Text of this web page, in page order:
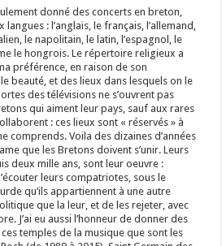
donné des concerts en breton,
langues : l’anglais, le français, l’allemand,
le napolitain, le latin, l’espagnol, le
le hongrois. Le répertoire religieux a
préférence, en raison de son
beauté, et des lieux dans lesquels on le
des télévisions ne s’ouvrent pas
qui aiment leur pays, sauf aux rares
: ces lieux sont « réservés » à
comprends. Voila des dizaines d’années
que les Bretons doivent s’unir. Leurs
deux mille ans, sont leur oeuvre :
leurs compatriotes, sous le
qu’ils appartiennent à une autre
que la leur, et de les rejeter, avec
J’ai eu aussi l’honneur de donner des
temples de la musique que sont les